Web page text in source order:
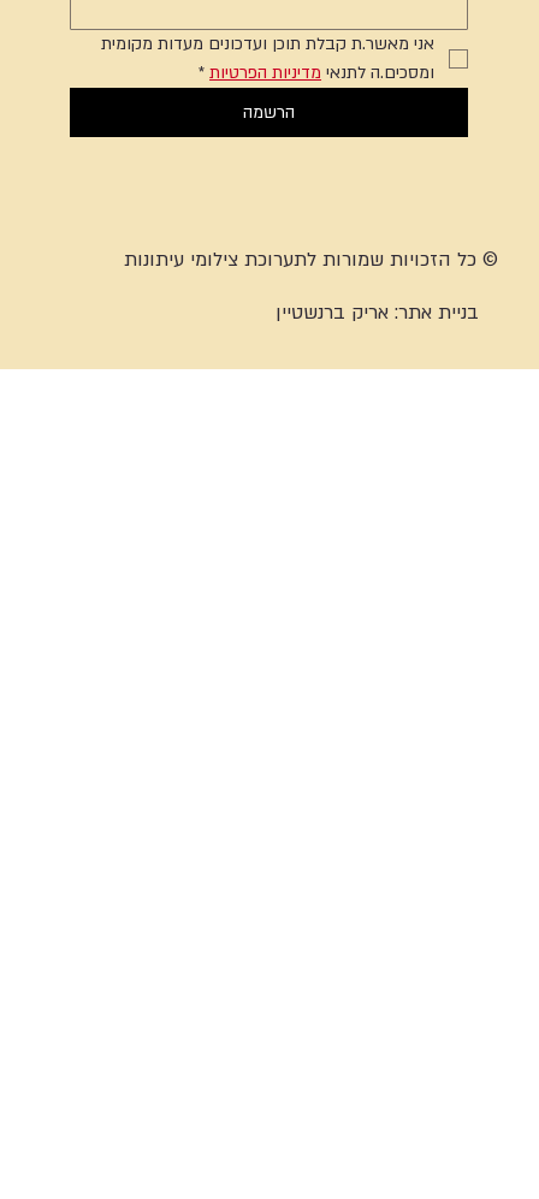
אני מאשר.ת קבלת תוכן ועדכונים מעדות מקומית
ומסכים.ה לתנאי מדיניות הפרטיות *
הרשמה
© כל הזכויות שמורות לתערוכת צילומי עיתונות
בניית אתר:אריק ברנשטיין